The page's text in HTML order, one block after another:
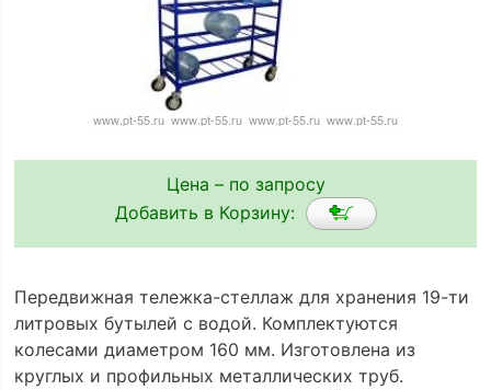
Цена – по запросу
Добавить в Корзину:
Передвижная тележка-стеллаж для хранения 19-ти
литровых бутылей с водой. Комплектуются
колесами диаметром 160 мм. Изготовлена из
круглых и профильных металлических труб.